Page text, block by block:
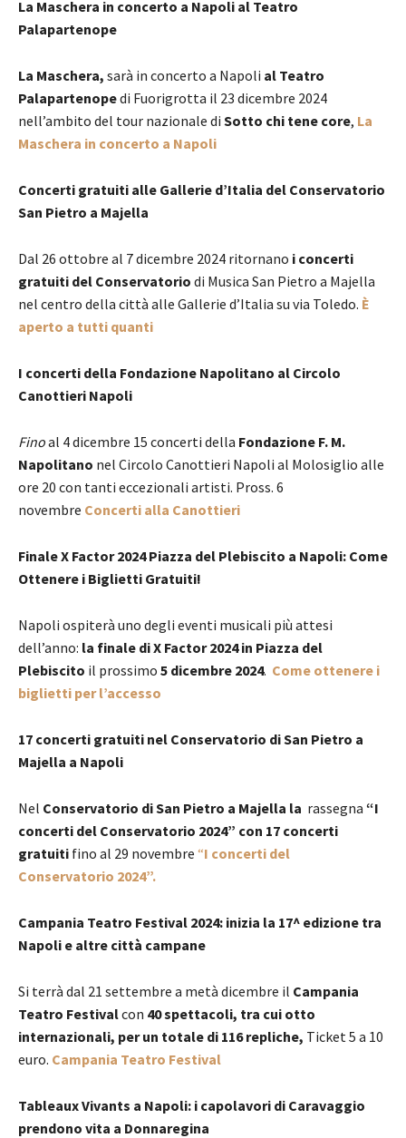
La Maschera in concerto a Napoli al Teatro
Palapartenope
La Maschera, sarà in concerto a Napoli al Teatro
Palapartenopedi Fuorigrotta il 23 dicembre 2024
nell’ambito del tour nazionale di Sotto chi tene core, La
Maschera in concerto a Napoli
Concerti gratuiti alle Gallerie d’Italia del Conservatorio
San Pietro a Majella
Dal 26 ottobre al 7 dicembre 2024 ritornano i concerti
gratuiti del Conservatorio di Musica San Pietro a Majella
nel centro della città alle Gallerie d’Italia su via Toledo. È
aperto a tutti quanti
I concerti della Fondazione Napolitano al Circolo
Canottieri Napoli
Finoal 4 dicembre 15 concerti della Fondazione F. M.
Napolitano nel Circolo Canottieri Napoli al Molosiglio alle
ore 20 con tanti eccezionali artisti. Pross. 6
novembre Concerti alla Canottieri
Finale X Factor 2024 Piazza del Plebiscito a Napoli: Come
Ottenere i Biglietti Gratuiti!
Napoli ospiterà uno degli eventi musicali più attesi
dell’anno: la finale di X Factor 2024 in Piazza del
Plebiscito il prossimo 5 dicembre 2024. Come ottenere i
biglietti per l’accesso
17 concerti gratuiti nel Conservatorio di San Pietro a
Majella a Napoli
Nel Conservatorio di San Pietro a Majella la rassegna “I
concerti del Conservatorio 2024” con 17 concerti
gratuiti fino al 29 novembre “I concerti del
Conservatorio 2024”.
Campania Teatro Festival 2024: inizia la 17^ edizione tra
Napoli e altre città campane
Si terrà dal 21 settembre a metà dicembre il Campania
Teatro Festivalcon 40 spettacoli, tra cui otto
internazionali, per un totale di 116 repliche, Ticket 5 a 10
euro. Campania Teatro Festival
Tableaux Vivants a Napoli: i capolavori di Caravaggio
prendono vita a Donnaregina